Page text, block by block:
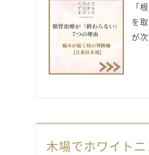
「
を
が
木場でホワイト